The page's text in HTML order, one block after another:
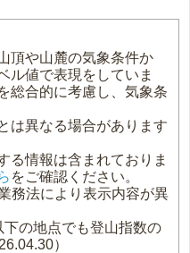
頂や山麓の気象条件か
ル値で表現をしていま
総合的に考慮し、気象条
は異なる場合があります
る情報は含まれておりま
をご確認ください。
務法により表示内容が異
の地点でも登山指数の
）